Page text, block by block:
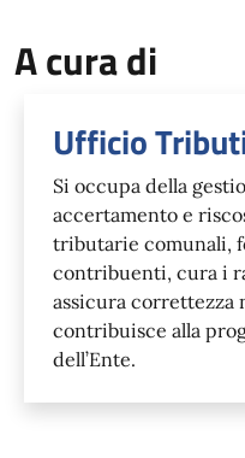
A cura di
Ufficio
Si occupa della
accertamento e
tributarie comunali,
contribuenti, cura i
assicura correttezza
contribuisce alla
dell’Ente.